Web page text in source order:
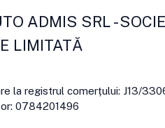
ADMIS SRL-
LIMITATĂ
la registrul comerțului: J13/
0784201496